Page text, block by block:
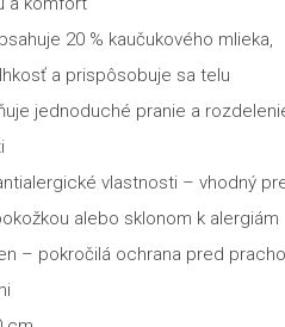
20 % kaučukového mlieka,
a prispôsobuje sa telu
jednoduché pranie a
vlastnosti – vhodný
alebo sklonom k alergiám
– pokročilá ochrana pred